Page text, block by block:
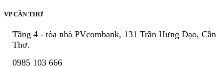
VP CẦN THƠ
Tầng 4 - tòa nhà PVcombank, 131 Trần Hưng Đạo, Cần
Thơ.
0985 103 666